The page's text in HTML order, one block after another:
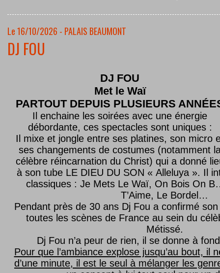
Le 16/10/2026 - PALAIS BEAUMONT
DJ FOU
DJ FOU
Met le Waï
PARTOUT DEPUIS PLUSIEURS
Il enchaine les soirées avec une énergie
débordante, ces spectacles sont uniques :
Il mixe et jongle entre ses platines, son micro
ses changements de costumes (notamment
célèbre réincarnation du Christ) qui a donné
à son tube LE DIEU DU SON « Alleluya ». Il
classiques : Je Mets Le Waï, On Bois On
T’Aime, Le Bordel…
Pendant près de 30 ans Dj Fou a confirmé son
toutes les scènes de France au sein du
Métissé.
Dj Fou n’a peur de rien, il se donne à
Pour que l’ambiance explose jusqu’au bout, il
d’une minute, il est le seul à mélanger les